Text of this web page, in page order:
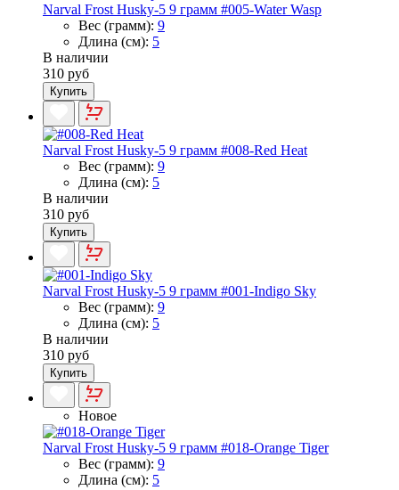
Narval Frost Husky-5 9 грамм #005-Water Wasp
Вес (грамм): 9
Длина (см): 5
В наличии
310 руб
Купить
Narval Frost Husky-5 9 грамм #008-Red Heat
Вес (грамм): 9
Длина (см): 5
В наличии
310 руб
Купить
Narval Frost Husky-5 9 грамм #001-Indigo Sky
Вес (грамм): 9
Длина (см): 5
В наличии
310 руб
Купить
Новое
Narval Frost Husky-5 9 грамм #018-Orange Tiger
Вес (грамм): 9
Длина (см): 5